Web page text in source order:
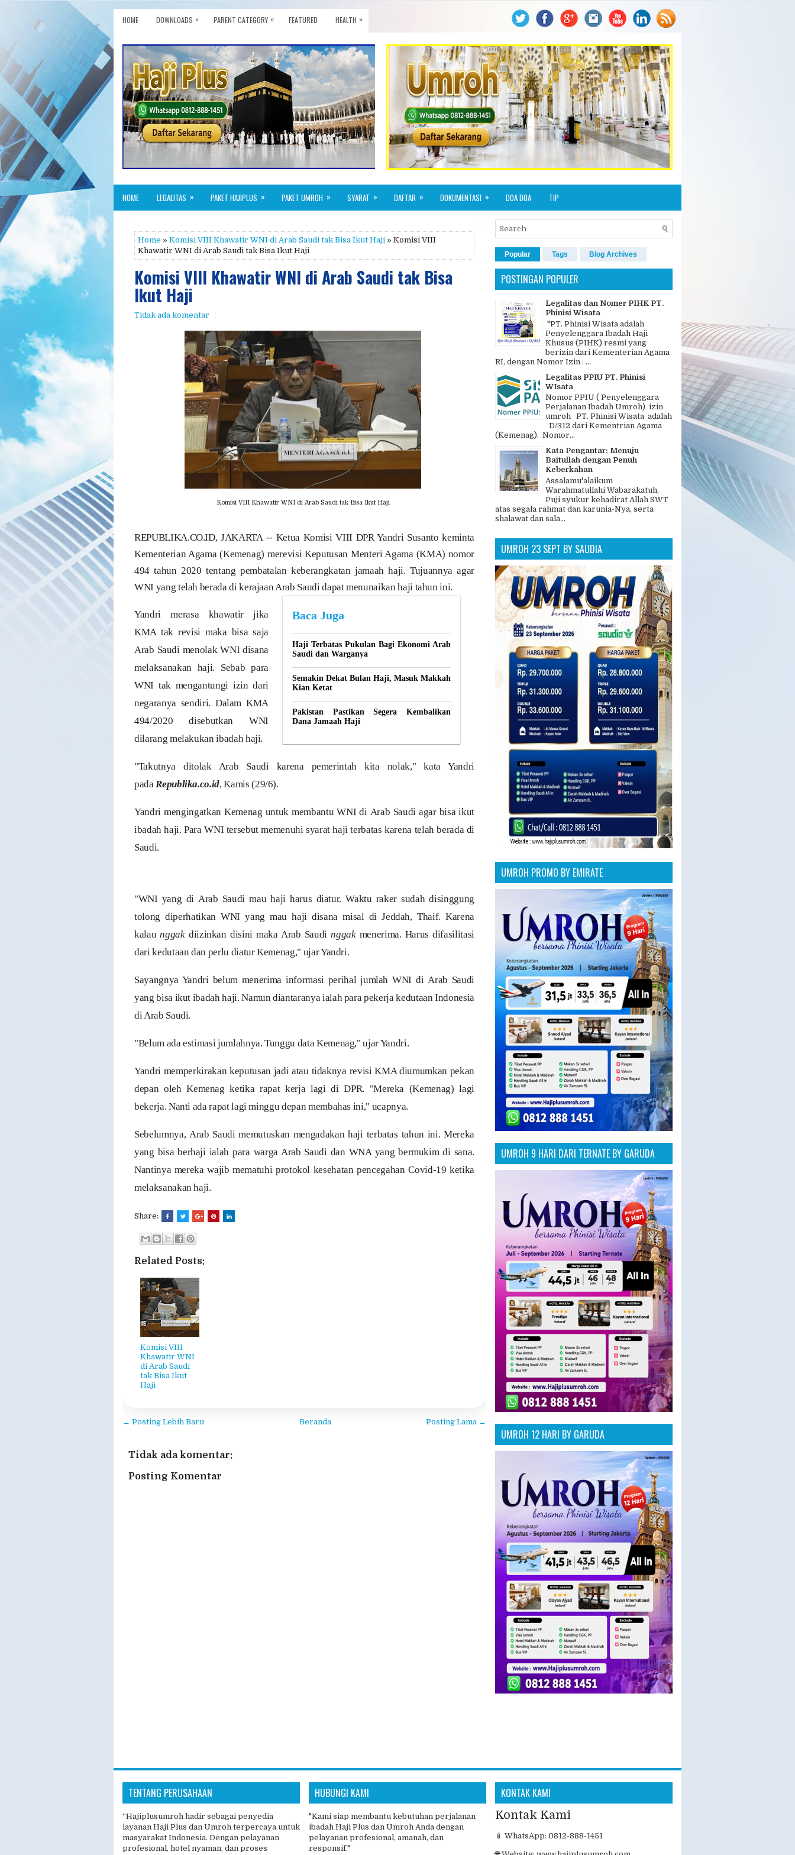
HOME DOWNLOADS » PARENT CATEGORY » FEATURED HEALTH »
HOME LEGALITAS » PAKET HAJIPLUS » PAKET UMROH » SYARAT » DAFTAR » DOKUMENTASI » DOA DOA TIP
Home » Komisi VIII Khawatir WNI di Arab Saudi tak Bisa Ikut Haji » Komisi VIII
Khawatir WNI di Arab Saudi tak Bisa Ikut Haji
Komisi VIII Khawatir WNI di Arab Saudi tak Bisa
Ikut Haji
Tidak ada komentar
Komisi VIII Khawatir WNI di Arab Saudi tak Bisa Ikut Haji
REPUBLIKA.CO.ID, JAKARTA -- Ketua Komisi VIII DPR Yandri Susanto keminta
Kementerian Agama (Kemenag) merevisi Keputusan Menteri Agama (KMA) nomor
494 tahun 2020 tentang pembatalan keberangkatan jamaah haji. Tujuannya agar
WNI yang telah berada di kerajaan Arab Saudi dapat menunaikan haji tahun ini.
Baca Juga
Haji Terbatas Pukulan Bagi Ekonomi Arab
Saudi dan Warganya
Semakin Dekat Bulan Haji, Masuk Makkah
Kian Ketat
Pakistan Pastikan Segera Kembalikan
Dana Jamaah Haji
Yandri merasa khawatir jika
KMA tak revisi maka bisa saja
Arab Saudi menolak WNI disana
melaksanakan haji. Sebab para
WNI tak mengantungi izin dari
negaranya sendiri. Dalam KMA
494/2020 disebutkan WNI
dilarang melakukan ibadah haji.
"Takutnya ditolak Arab Saudi karena pemerintah kita nolak," kata Yandri
pada Republika.co.id, Kamis (29/6).
Yandri mengingatkan Kemenag untuk membantu WNI di Arab Saudi agar bisa ikut
ibadah haji. Para WNI tersebut memenuhi syarat haji terbatas karena telah berada di
Saudi.
"WNI yang di Arab Saudi mau haji harus diatur. Waktu raker sudah disinggung
tolong diperhatikan WNI yang mau haji disana misal di Jeddah, Thaif. Karena
kalaunggakdiizinkan disini maka Arab Saudinggakmenerima. Harus difasilitasi
dari kedutaan dan perlu diatur Kemenag," ujar Yandri.
Sayangnya Yandri belum menerima informasi perihal jumlah WNI di Arab Saudi
yang bisa ikut ibadah haji. Namun diantaranya ialah para pekerja kedutaan Indonesia
di Arab Saudi.
"Belum ada estimasi jumlahnya. Tunggu data Kemenag," ujar Yandri.
Yandri memperkirakan keputusan jadi atau tidaknya revisi KMA diumumkan pekan
depan oleh Kemenag ketika rapat kerja lagi di DPR. "Mereka (Kemenag) lagi
bekerja. Nanti ada rapat lagi minggu depan membahas ini," ucapnya.
Sebelumnya, Arab Saudi memutuskan mengadakan haji terbatas tahun ini. Mereka
yang bisa berhaji ialah para warga Arab Saudi dan WNA yang bermukim di sana.
Nantinya mereka wajib mematuhi protokol kesehatan pencegahan Covid-19 ketika
melaksanakan haji.
Share:
Related Posts:
Komisi VIII
Khawatir WNI
di Arab Saudi
tak Bisa Ikut
Haji
← Posting Lebih Baru Posting Lama →
Beranda
Tidak ada komentar:
Posting Komentar
Popular Tags Blog Archives
POSTINGAN POPULER
Legalitas dan Nomer PIHK PT.
Phinisi Wisata
"PT. Phinisi Wisata adalah
Penyelenggara Ibadah Haji
Khusus (PIHK) resmi yang
berizin dari Kementerian Agama
RI, dengan Nomor Izin : ...
Legalitas PPIU PT. Phinisi
WIsata
Nomor PPIU ( Penyelenggara
Perjalanan Ibadah Umroh) izin
umroh PT. Phinisi Wisata adalah
D/312 dari Kementrian Agama
(Kemenag). Nomor...
Kata Pengantar: Menuju
Baitullah dengan Penuh
Keberkahan
Assalamu'alaikum
Warahmatullahi Wabarakatuh,
Puji syukur kehadirat Allah SWT
atas segala rahmat dan karunia-Nya, serta
shalawat dan sala...
UMROH 23 SEPT BY SAUDIA
UMROH PROMO BY EMIRATE
UMROH 9 HARI DARI TERNATE BY GARUDA
UMROH 12 HARI BY GARUDA
TENTANG PERUSAHAAN
“Hajiplusumroh hadir sebagai penyedia
layanan Haji Plus dan Umroh terpercaya untuk
masyarakat Indonesia. Dengan pelayanan
profesional, hotel nyaman, dan proses
HUBUNGI KAMI
"Kami siap membantu kebutuhan perjalanan
ibadah Haji Plus dan Umroh Anda dengan
pelayanan profesional, amanah, dan
responsif."
KONTAK KAMI
Kontak Kami
📱 WhatsApp: 0812-888-1451